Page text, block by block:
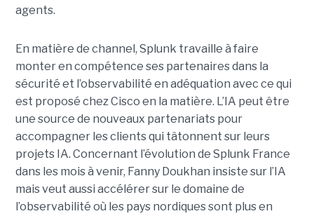
agents.
En matière de channel, Splunk travaille à faire
monter en compétence ses partenaires dans la
sécurité et l’observabilité en adéquation avec ce qui
est proposé chez Cisco en la matière. L’IA peut être
une source de nouveaux partenariats pour
accompagner les clients qui tâtonnent sur leurs
projets IA. Concernant l’évolution de Splunk France
dans les mois à venir, Fanny Doukhan insiste sur l’IA
mais veut aussi accélérer sur le domaine de
l’observabilité où les pays nordiques sont plus en